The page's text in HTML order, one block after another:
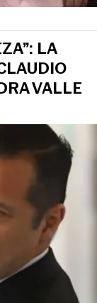
LA
VALLE